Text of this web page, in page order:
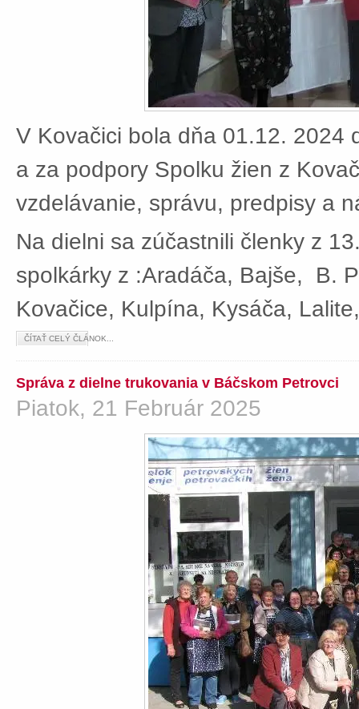
V Kovačici bola dňa 01.12. 2024
a za podpory Spolku žien z
vzdelávanie, správu, predpisy a
Na dielni sa zúčastnili členky z
spolkárky z :Aradáča, Bajše, B.
Kovačice, Kulpína, Kysáča,
ČÍTAŤ CELÝ ČLÁNOK...
Správa z dielne trukovania v Báčskom Petrovci
Piatok, 21 Február 2025